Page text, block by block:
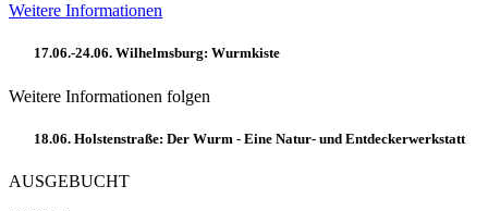
Weitere Informationen
17.06.-24.06. Wilhelmsburg: Wurmkiste
Weitere Informationen folgen
18.06. Holstenstraße: Der Wurm - Eine Natur- und Entdeckerwerkstatt
AUSGEBUCHT